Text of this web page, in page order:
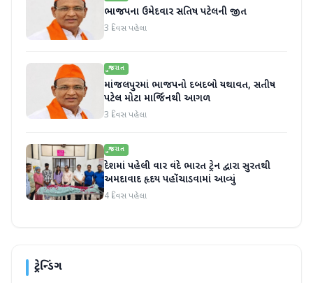
ભાજપના ઉમેદવાર સતિષ પટેલની જીત
3 દિવસ પહેલા
ગુજરાત
માંજલપુરમાં ભાજપનો દબદબો યથાવત, સતીષ
પટેલ મોટા માર્જિનથી આગળ
3 દિવસ પહેલા
ગુજરાત
દેશમાં પહેલી વાર વંદે ભારત ટ્રેન દ્વારા સુરતથી
અમદાવાદ હૃદય પહોંચાડવામાં આવ્યું
4 દિવસ પહેલા
ટ્રેન્ડિંગ